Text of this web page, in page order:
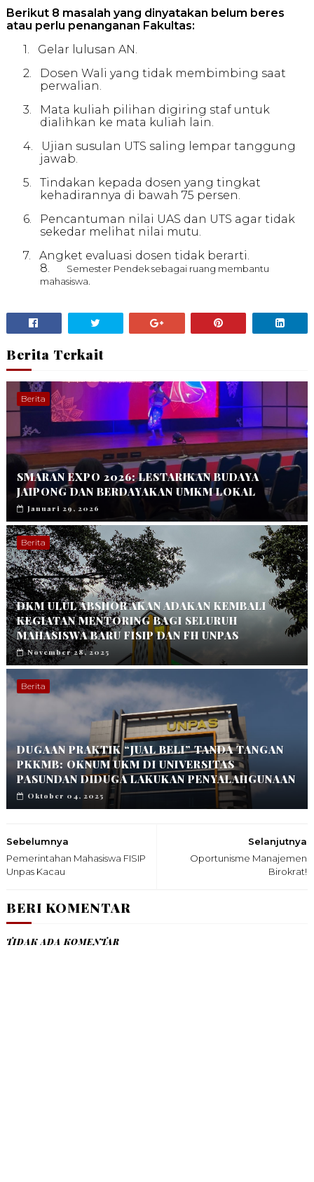
Berikut 8 masalah yang dinyatakan belum beres
atau perlu penanganan Fakultas:
1.
Gelar lulusan AN.
2.
Dosen Wali yang tidak membimbing saat
perwalian.
3.
Mata kuliah pilihan digiring staf untuk
dialihkan ke mata kuliah lain.
4.
Ujian susulan UTS saling lempar tanggung
jawab.
5.
Tindakan kepada dosen yang tingkat
kehadirannya di bawah 75 persen.
6.
Pencantuman nilai UAS dan UTS agar tidak
sekedar melihat nilai mutu.
7.
Angket evaluasi dosen tidak berarti.
8.
Semester Pendek sebagai ruang membantu
mahasiswa.
Berita Terkait
Berita
SMARAN EXPO 2026: LESTARIKAN BUDAYA
JAIPONG DAN BERDAYAKAN UMKM LOKAL
Januari 29, 2026
Berita
DKM ULUL ABSHOR AKAN ADAKAN KEMBALI
KEGIATAN MENTORING BAGI SELURUH
MAHASISWA BARU FISIP DAN FH UNPAS
November 28, 2025
Berita
DUGAAN PRAKTIK “JUAL BELI” TANDA TANGAN
PKKMB: OKNUM UKM DI UNIVERSITAS
PASUNDAN DIDUGA LAKUKAN PENYALAHGUNAAN
Oktober 04, 2025
Selanjutnya
Oportunisme Manajemen
Birokrat!
Sebelumnya
Pemerintahan Mahasiswa FISIP
Unpas Kacau
BERI KOMENTAR
TIDAK ADA KOMENTAR